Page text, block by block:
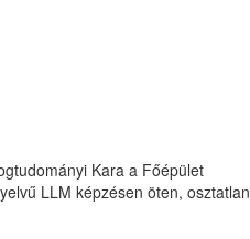
Kara a Főépület
LLM képzésen öten, osztatlan